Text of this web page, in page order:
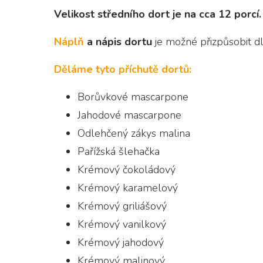
Velikost středního dort je na cca 12 porcí.
Náplň a nápis dortu je možné přizpůsobit
Děláme tyto příchutě dortů:
Borůvkové mascarpone
Jahodové mascarpone
Odlehčený zákys malina
Pařížská šlehačka
Krémový čokoládový
Krémový karamelový
Krémový griliášový
Krémový vanilkový
Krémový jahodový